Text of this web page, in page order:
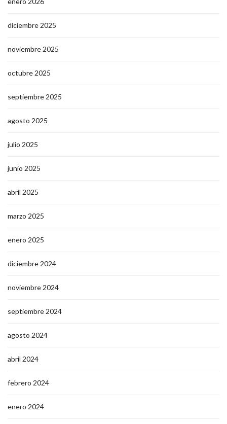
diciembre 2025
noviembre 2025
octubre 2025
septiembre 2025
agosto 2025
julio 2025
junio 2025
abril 2025
marzo 2025
enero 2025
diciembre 2024
noviembre 2024
septiembre 2024
agosto 2024
abril 2024
febrero 2024
enero 2024